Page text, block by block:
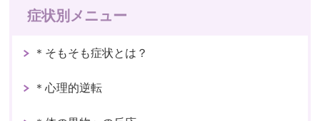
症状別メニュー
＊そもそも症状とは？
＊心理的逆転